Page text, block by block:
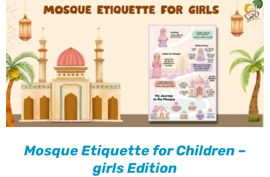
15,00 $.
10,00 $.
Mosque Etiquette for Children –
girls Edition